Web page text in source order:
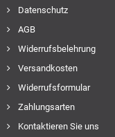
Datenschutz
AGB
Widerrufsbelehrung
Versandkosten
Widerrufsformular
Zahlungsarten
Kontaktieren Sie uns